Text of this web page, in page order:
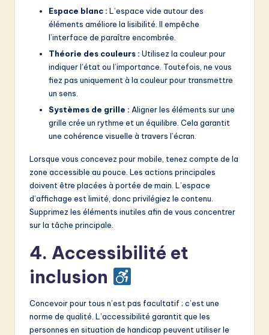
Espace blanc : L’espace vide autour des
éléments améliore la lisibilité. Il empêche
l’interface de paraître encombrée.
Théorie des couleurs : Utilisez la couleur pour
indiquer l’état ou l’importance. Toutefois, ne vous
fiez pas uniquement à la couleur pour transmettre
un sens.
Systèmes de grille : Aligner les éléments sur une
grille crée un rythme et un équilibre. Cela garantit
une cohérence visuelle à travers l’écran.
Lorsque vous concevez pour mobile, tenez compte de la
zone accessible au pouce. Les actions principales
doivent être placées à portée de main. L’espace
d’affichage est limité, donc privilégiez le contenu.
Supprimez les éléments inutiles afin de vous concentrer
sur la tâche principale.
4. Accessibilité et
inclusion
Concevoir pour tous n’est pas facultatif ; c’est une
norme de qualité. L’accessibilité garantit que les
personnes en situation de handicap peuvent utiliser le